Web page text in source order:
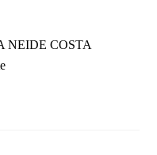
NEIDE COSTA